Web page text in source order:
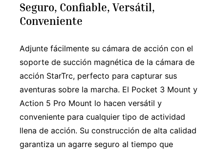
Seguro, Confiable, Versátil,
Conveniente
Adjunte fácilmente su cámara de acción con el
soporte de succión magnética de la cámara de
acción StarTrc, perfecto para capturar sus
aventuras sobre la marcha. El Pocket 3 Mount y
Action 5 Pro Mount lo hacen versátil y
conveniente para cualquier tipo de actividad
llena de acción. Su construcción de alta calidad
garantiza un agarre seguro al tiempo que